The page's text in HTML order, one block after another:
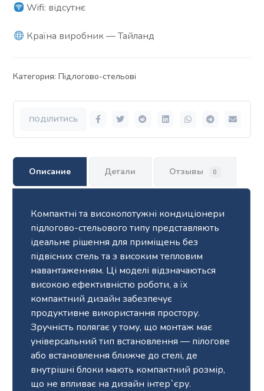
Wifi: відсутнє
Країна виробник — Тайланд
Категория:Підлогово-стельові
Описание Детали Отзывы 0
Компактні та високопотужні кондиціонери
підлогово-стельового типу представляють
ідеальне рішення для приміщень без
підвісних стель та з високим тепловим
навантаженням. Ці моделі відзначаються
високою ефективністю роботи, а їх
компактний дизайн забезпечує
продуктивне використання простору.
Зручність полягає у тому, що монтаж має
універсальний тип встановлення — пілогове
або встановлення ближче до стелі, де
внутрішні блоки мають компактний розмір,
що не впливає на дизайн інтер`єру.